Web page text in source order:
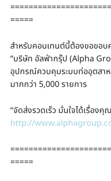
=====
สำหรับคอนเทนต์นี้ต้องขอขอ
“บริษัท อัลฟ่ากรุ๊ป (Alpha
อุปกรณ์ควบคุมระบบท่ออุตสา
มากกว่า 5,000 รายการ
“จัดส่งรวดเร็ว มั่นใจได้เรื่อง
http://
=====